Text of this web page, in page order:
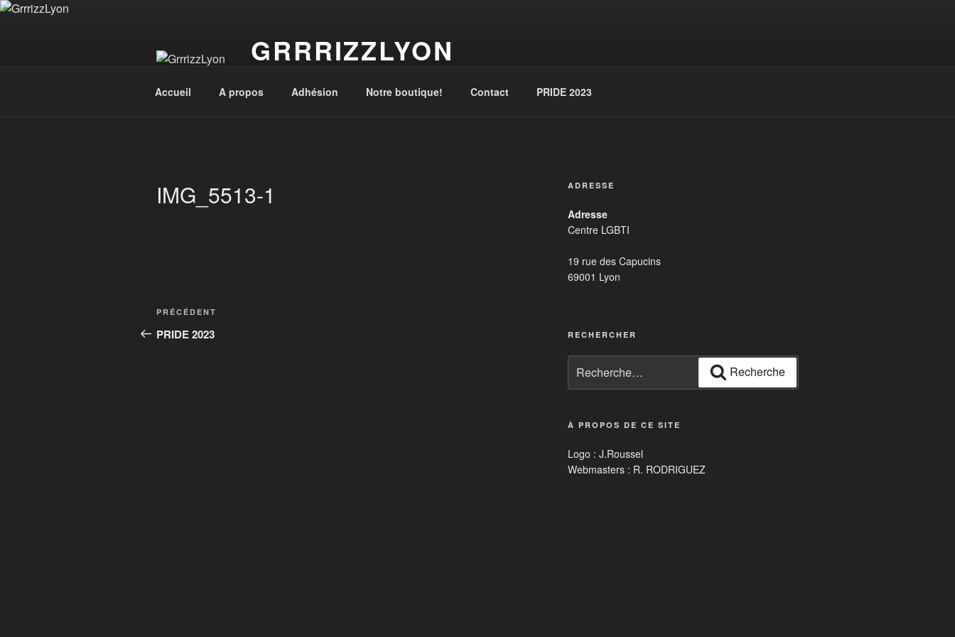
Aller
GRRRIZZLYON
Accueil A propos Adhésion Notre boutique! Contact PRIDE 2023
IMG_5513-1
Navigation
de
Article
précédent
PRÉCÉDENT
PRIDE 2023
ADRESSE
Adresse
Centre LGBTI
19 rue des Capucins
69001 Lyon
RECHERCHER
pour
Recherche
À PROPOS DE CE SITE
Logo : J.Roussel
Webmasters : R. RODRIGUEZ